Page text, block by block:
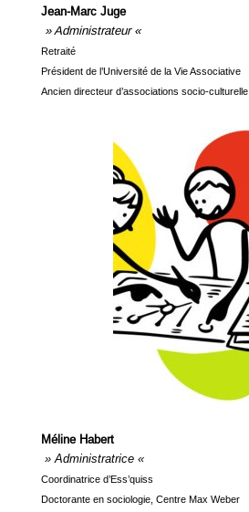
Jean-Marc Juge
» Administrateur «
Retraité
Président de l’Université de la Vie Associative
Ancien directeur d’associations socio-culturelle
Méline Habert
» Administratrice «
Coordinatrice d’Ess’quiss
Doctorante en sociologie, Centre Max Weber